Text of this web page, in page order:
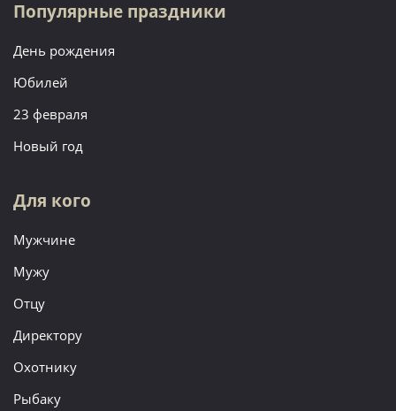
Популярные праздники
День рождения
Юбилей
23 февраля
Новый год
Для кого
Мужчине
Мужу
Отцу
Директору
Охотнику
Рыбаку